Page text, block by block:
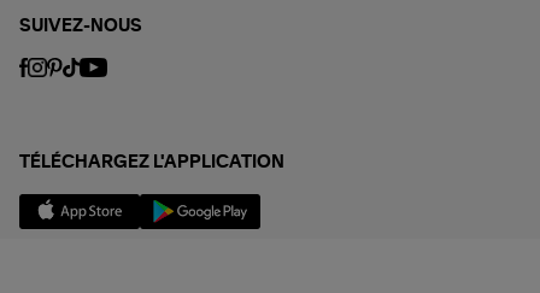
SUIVEZ-NOUS
TÉLÉCHARGEZ L'APPLICATION